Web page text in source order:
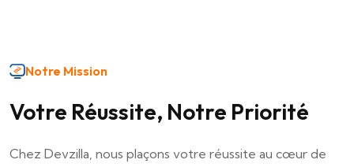
Notre Mission
Votre Réussite, Notre Priorité
Chez Devzilla, nous plaçons votre réussite au cœur de